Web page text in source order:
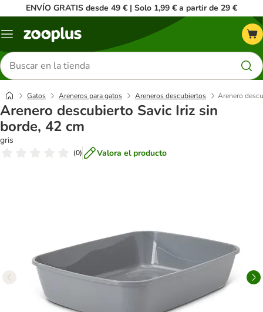
ENVÍO GRATIS desde 49 € | Solo 1,99 € a partir de 29 €
Menú
Buscar
productos
Gatos Areneros para gatos Areneros descubiertos Arenero
Arenero descubierto Savic Iriz sin
borde, 42 cm
gris
(0) Valora el producto